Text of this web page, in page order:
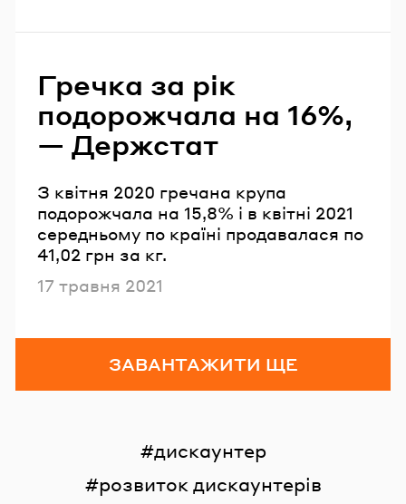
Гречка за рік
подорожчала на 16%,
— Держстат
З квітня 2020 гречана крупа
подорожчала на 15,8% і в квітні 2021
середньому по країні продавалася по
41,02 грн за кг.
Опубліковано
17 травня 2021
ЗАВАНТАЖИТИ ЩЕ
дискаунтер
розвиток дискаунтерів